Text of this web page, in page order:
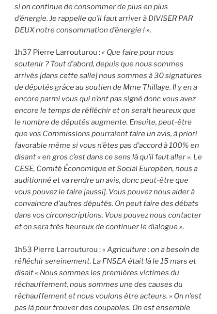
si on continue de consommer de plus en plus
d’énergie. Je rappelle qu’il faut arriver à DIVISER PAR
DEUX notre consommation d’énergie ! ».
1h37 Pierre Larrouturou :« Que faire pour nous
soutenir ? Tout d’abord, depuis que nous sommes
arrivés [dans cette salle] nous sommes à 30 signatures
de députés grâce au soutien de Mme Thillaye. Il y en a
encore parmi vous qui n’ont pas signé donc vous avez
encore le temps de réfléchir et on serait heureux que
le nombre de députés augmente. Ensuite, peut-être
que vos Commissions pourraient faire un avis, à priori
favorable même si vous n’êtes pas d’accord à 100% en
disant « en gros c’est dans ce sens là qu’il faut aller ». Le
CESE, Comité Économique et Social Européen, nous a
auditionné et va rendre un avis, donc peut-être que
vous pouvez le faire [aussi]. Vous pouvez nous aider à
convaincre d’autres députés. On peut faire des débats
dans vos circonscriptions. Vous pouvez nous contacter
et on sera très heureux de continuer le dialogue ».
1h53 Pierre Larrouturou :« Agriculture : on a besoin de
réfléchir sereinement. La FNSEA était là le 15 mars et
disait « Nous sommes les premières victimes du
réchauffement, nous sommes une des causes du
réchauffement et nous voulons être acteurs. » On n’est
pas là pour trouver des coupables. On est ensemble